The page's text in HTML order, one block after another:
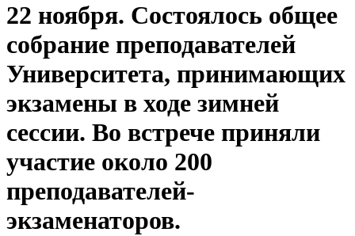
22 ноября. Состоялось общее
собрание преподавателей
Университета, принимающих
экзамены в ходе зимней
сессии. Во встрече приняли
участие около 200
преподавателей-
экзаменаторов.